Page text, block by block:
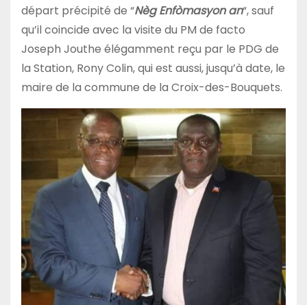
départ précipité de “Nèg Enfòmasyon an“, sauf
qu’il coincide avec la visite du PM de facto
Joseph Jouthe élégamment reçu par le PDG de
la Station, Rony Colin, qui est aussi, jusqu’à date, le
maire de la commune de la Croix-des-Bouquets.